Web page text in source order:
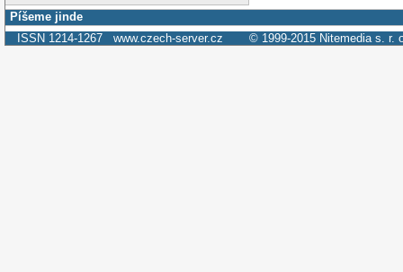
Píšeme jinde
ISSN 1214-1267 www.czech-server.cz © 1999-2015 Nitemedia s. r.